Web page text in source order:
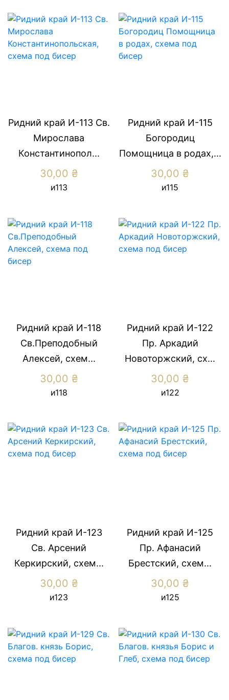
Ридний край И-113 Св.
Мирослава
Константинопол...
30,00 ₴
и113
Ридний край И-115
Богородиц
Помощница в родах,...
30,00 ₴
и115
Ридний край И-118
Св.Преподобный
Алексей, схем...
30,00 ₴
и118
Ридний край И-122
Пр. Аркадий
Новоторжский, сх...
30,00 ₴
и122
Ридний край И-123
Св. Арсений
Керкирский, схем...
30,00 ₴
и123
Ридний край И-125
Пр. Афанасий
Брестский, схем...
30,00 ₴
и125